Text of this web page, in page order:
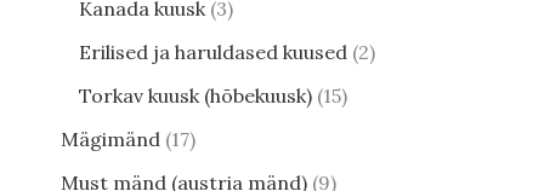
Kanada kuusk 3
Erilised ja haruldased kuused 2
Torkav kuusk (hõbekuusk) 15
Mägimänd 17
Must mänd (austria mänd) 9